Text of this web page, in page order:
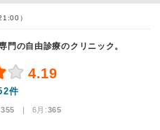
）
門の自由診療のクリニック。
4.19
件
355 | 6月:365